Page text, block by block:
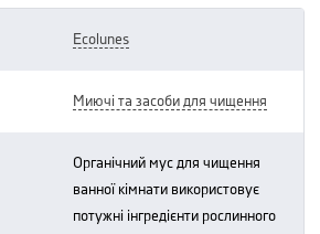
ecolunes
миючі та засоби для чищення
органічний мус для чищення
ванної кімнати використовує
потужні інгредієнти рослинного